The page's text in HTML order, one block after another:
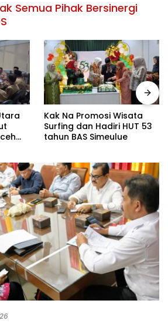
Semua Pihak Bersinergi
Kak Na Promosi Wisata
Surfing dan Hadiri HUT 53
tahun BAS Simeulue